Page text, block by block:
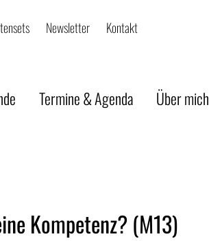
Termine & Agenda Über mich
Newsletter Kontakt
Kompetenz? (M13)